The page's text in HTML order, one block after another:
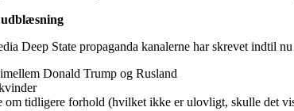
Deep State propaganda kanalerne har skrevet indtil nu
Donald Trump og Rusland
om tidligere forhold (hvilket ikke er ulovligt, skulle det